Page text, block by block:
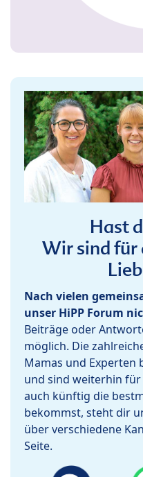
Hast
Wir sind für
Nach vielen
unser HiPP Forum
Beiträge oder
möglich. Die
Mamas und Experten
und sind weiterhin
auch künftig die
bekommst, steht dir
über verschiedene
Seite.